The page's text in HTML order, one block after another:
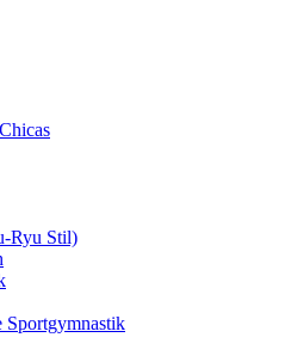
Ryu Stil)
Sportgymnastik